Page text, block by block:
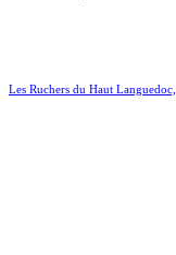
Les Ruchers du Haut Languedoc,